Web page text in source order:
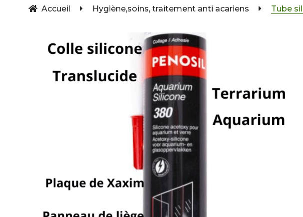
Accueil Hygiène,soins, traitement anti acariens Tube